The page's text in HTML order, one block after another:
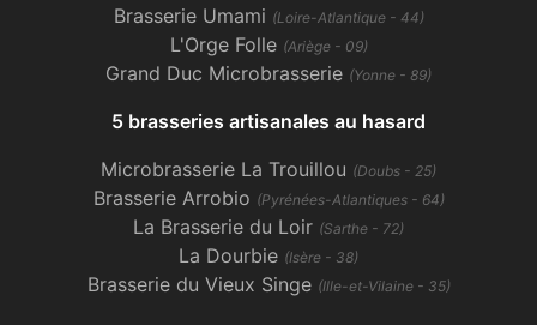
Brasserie Umami (Loire-Atlantique - 44)
L'Orge Folle (Ariège - 09)
Grand Duc Microbrasserie (Yonne - 89)
5 brasseries artisanales au hasard
Microbrasserie La Trouillou (Doubs - 25)
Brasserie Arrobio (Pyrénées-Atlantiques - 64)
La Brasserie du Loir (Sarthe - 72)
La Dourbie (Isère - 38)
Brasserie du Vieux Singe (Ille-et-Vilaine - 35)